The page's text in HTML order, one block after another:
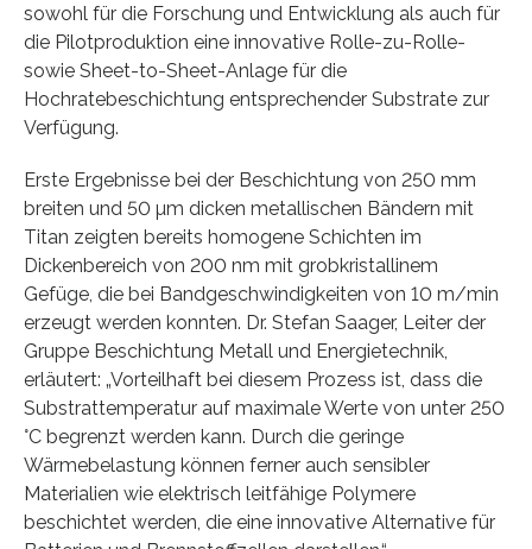
sowohl für die Forschung und Entwicklung als auch für
die Pilotproduktion eine innovative Rolle-zu-Rolle-
sowie Sheet-to-Sheet-Anlage für die
Hochratebeschichtung entsprechender Substrate zur
Verfügung.
Erste Ergebnisse bei der Beschichtung von 250 mm
breiten und 50 µm dicken metallischen Bändern mit
Titan zeigten bereits homogene Schichten im
Dickenbereich von 200 nm mit grobkristallinem
Gefüge, die bei Bandgeschwindigkeiten von 10 m/min
erzeugt werden konnten. Dr. Stefan Saager, Leiter der
Gruppe Beschichtung Metall und Energietechnik,
erläutert: „Vorteilhaft bei diesem Prozess ist, dass die
Substrattemperatur auf maximale Werte von unter 250
°C begrenzt werden kann. Durch die geringe
Wärmebelastung können ferner auch sensibler
Materialien wie elektrisch leitfähige Polymere
beschichtet werden, die eine innovative Alternative für